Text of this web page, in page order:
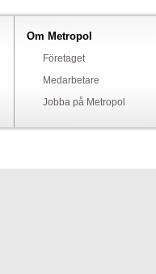
Om Metropol
Företaget
Medarbetare
Jobba på Metropol